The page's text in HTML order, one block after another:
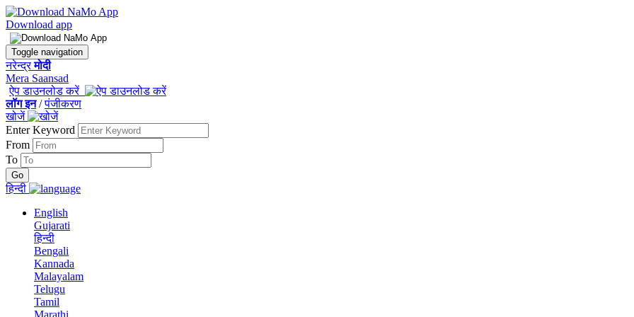
Download app
Toggle navigation
नरेन्द्रमोदी
Mera Saansad
ऐप डाउनलोड करें
लॉग इन/पंजीकरण
खोजें
Enter Keyword
From
To
हिन्दी
English
Gujarati
हिन्दी
Bengali
Kannada
Malayalam
Telugu
Tamil
Marathi